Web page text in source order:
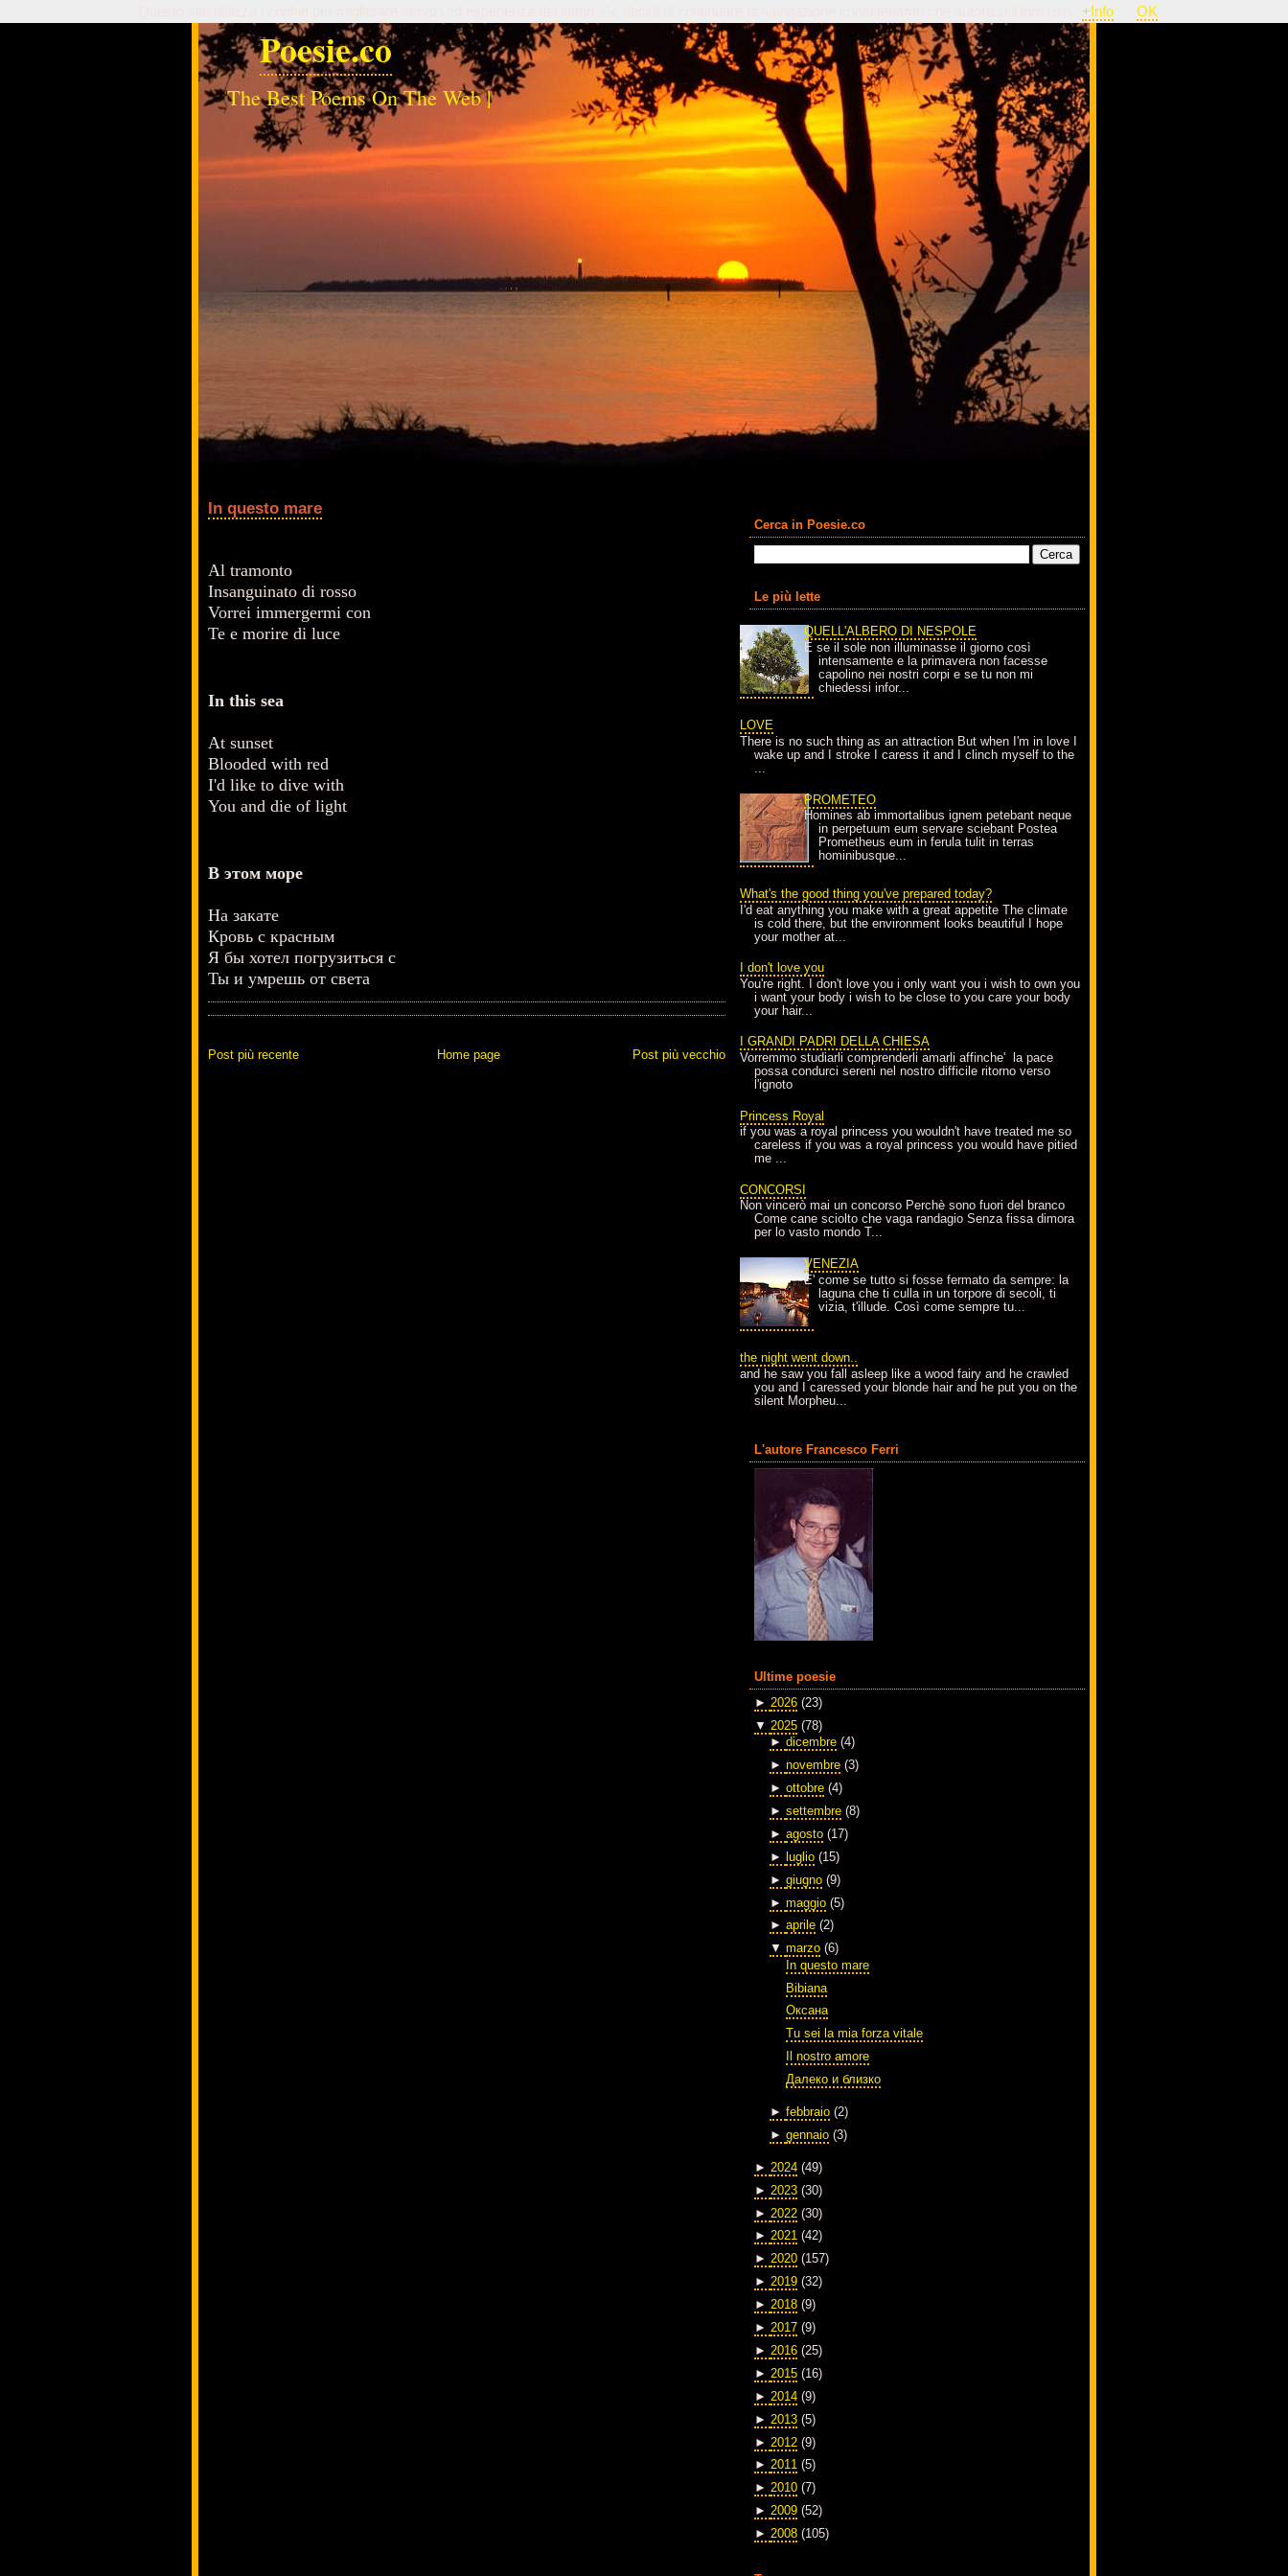
Poesie.co
The Best Poems On The Web |
In questo mare
Al tramonto
Insanguinato di rosso
Vorrei immergermi con
Te e morire di luce
In this sea
At sunset
Blooded with red
I'd like to dive with
You and die of light
В этом море
На закате
Кровь с красным
Я бы хотел погрузиться с
Ты и умрешь от света
Post più recente Post più vecchio
Home page
Cerca in Poesie.co
Le più lette
QUELL'ALBERO DI NESPOLE
E se il sole non illuminasse il giorno così
intensamente e la primavera non facesse
capolino nei nostri corpi e se tu non mi
chiedessi infor...
LOVE
There is no such thing as an attraction But when I'm in love I
wake up and I stroke I caress it and I clinch myself to the
...
PROMETEO
Homines ab immortalibus ignem petebant neque
in perpetuum eum servare sciebant Postea
Prometheus eum in ferula tulit in terras
hominibusque...
What's the good thing you've prepared today?
I'd eat anything you make with a great appetite The climate
is cold there, but the environment looks beautiful I hope
your mother at...
I don't love you
You're right. I don't love you i only want you i wish to own you
i want your body i wish to be close to you care your body
your hair...
I GRANDI PADRI DELLA CHIESA
Vorremmo studiarli comprenderli amarli affinche' la pace
possa condurci sereni nel nostro difficile ritorno verso
l'ignoto
Princess Royal
if you was a royal princess you wouldn't have treated me so
careless if you was a royal princess you would have pitied
me ...
CONCORSI
Non vincerò mai un concorso Perchè sono fuori del branco
Come cane sciolto che vaga randagio Senza fissa dimora
per lo vasto mondo T...
VENEZIA
E' come se tutto si fosse fermato da sempre: la
laguna che ti culla in un torpore di secoli, ti
vizia, t'illude. Così come sempre tu...
the night went down..
and he saw you fall asleep like a wood fairy and he crawled
you and I caressed your blonde hair and he put you on the
silent Morpheu...
L'autore Francesco Ferri
Ultime poesie
► 2026 (23)
▼ 2025 (78)
► dicembre (4)
► novembre (3)
► ottobre (4)
► settembre (8)
► agosto (17)
► luglio (15)
► giugno (9)
► maggio (5)
► aprile (2)
▼ marzo (6)
In questo mare
Bibiana
Оксана
Tu sei la mia forza vitale
Il nostro amore
Далеко и близко
► febbraio (2)
► gennaio (3)
► 2024 (49)
► 2023 (30)
► 2022 (30)
► 2021 (42)
► 2020 (157)
► 2019 (32)
► 2018 (9)
► 2017 (9)
► 2016 (25)
► 2015 (16)
► 2014 (9)
► 2013 (5)
► 2012 (9)
► 2011 (5)
► 2010 (7)
► 2009 (52)
► 2008 (105)
+Info OK